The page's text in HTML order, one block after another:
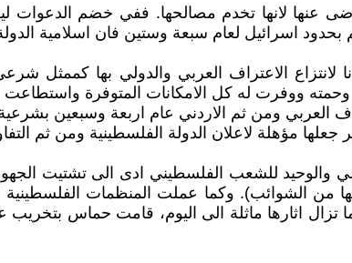
لانها تخدم مصالحها. ففي خضم الدعوات
بحدود اسرائيل لعام سبعة وستين فان اسلامية
لانتزاع الاعتراف العربي والدولي بها
ووفرت له كل الامكانات المتوفرة واستطاعت
العربي ومن ثم الاردني عام اربعة وسبعين
جعلها مؤهلة لاعلان الدولة الفلسطينية ومن ثم
للشعب الفلسطيني ادى الى تشتيت الجهود
من الشوائب). وكما عملت المنظمات
اثارها ماثلة الى اليوم، قامت حماس